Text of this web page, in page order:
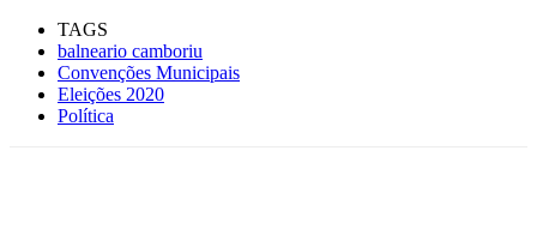
TAGS
balneario camboriu
Convenções Municipais
Eleições 2020
Política